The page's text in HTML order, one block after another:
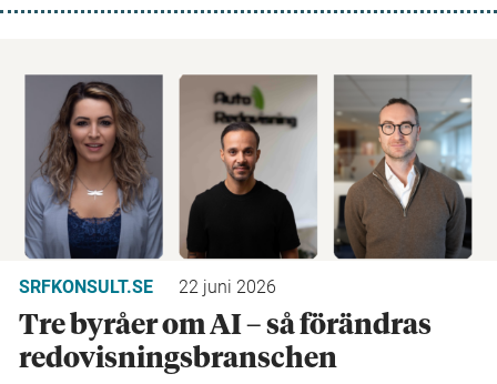
SRFKONSULT.SE 22 juni 2026
Tre byråer om AI – så förändras
redovisningsbranschen